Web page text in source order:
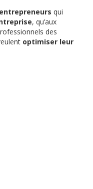
entrepreneurs qui
, qu’aux
des
optimiser leur